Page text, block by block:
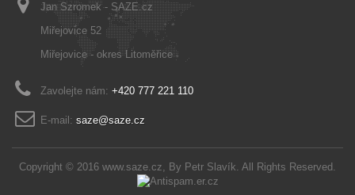
Copyright © 2016 www.saze.cz, By Petr Slavík. All Rights Reserved.
Jan Szromek - SAZE.cz
Miřejovice 52
Miřejovice - okres Litoměřice
Zavolejte nám: +420 777 221 110
E-mail: saze@saze.cz